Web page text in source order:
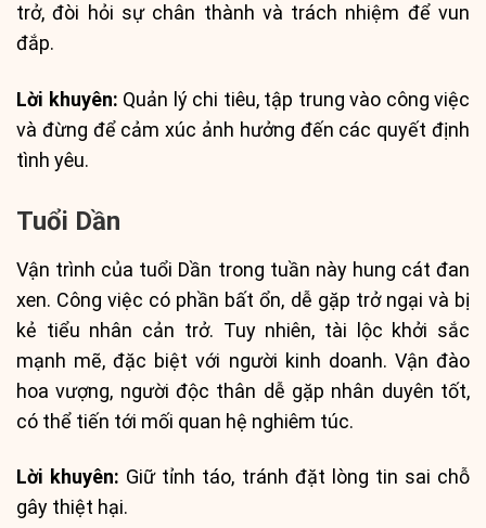
trở, đòi hỏi sự chân thành và trách nhiệm để vun
đắp.
Lời khuyên: Quản lý chi tiêu, tập trung vào công việc
và đừng để cảm xúc ảnh hưởng đến các quyết định
tình yêu.
Tuổi Dần
Vận trình của tuổi Dần trong tuần này hung cát đan
xen. Công việc có phần bất ổn, dễ gặp trở ngại và bị
kẻ tiểu nhân cản trở. Tuy nhiên, tài lộc khởi sắc
mạnh mẽ, đặc biệt với người kinh doanh. Vận đào
hoa vượng, người độc thân dễ gặp nhân duyên tốt,
có thể tiến tới mối quan hệ nghiêm túc.
Lời khuyên: Giữ tỉnh táo, tránh đặt lòng tin sai chỗ
gây thiệt hại.